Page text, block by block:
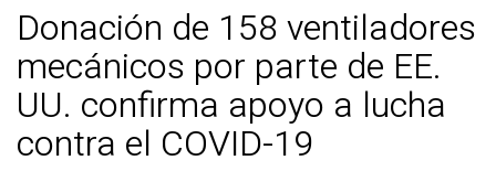
Donación de 158 ventiladores
mecánicos por parte de EE.
UU. confirma apoyo a lucha
contra el COVID-19